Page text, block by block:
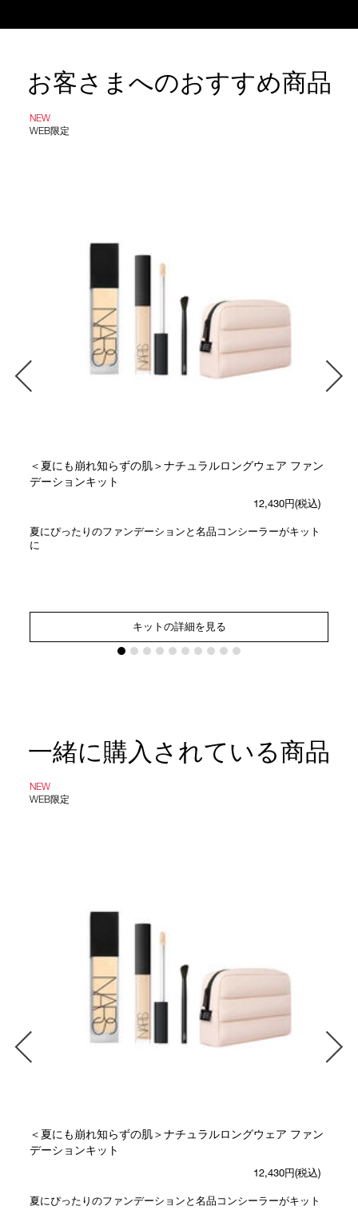
お客さまへのおすすめ商品
NEW
WEB限定
＜夏にも崩れ知らずの肌＞ナチュラルロングウェア ファン
デーションキット
12,430円(税込)
夏にぴったりのファンデーションと名品コンシーラーがキット
に
キットの詳細を見る
一緒に購入されている商品
NEW
WEB限定
＜夏にも崩れ知らずの肌＞ナチュラルロングウェア ファン
デーションキット
12,430円(税込)
夏にぴったりのファンデーションと名品コンシーラーがキット